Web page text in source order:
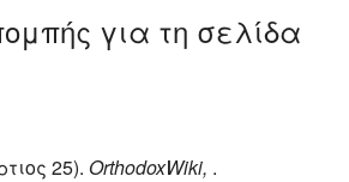
για τη σελίδα
25). OrthodoxWiki, .